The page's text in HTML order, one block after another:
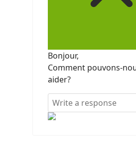
Bonjour,
Comment pouvons-
aider?